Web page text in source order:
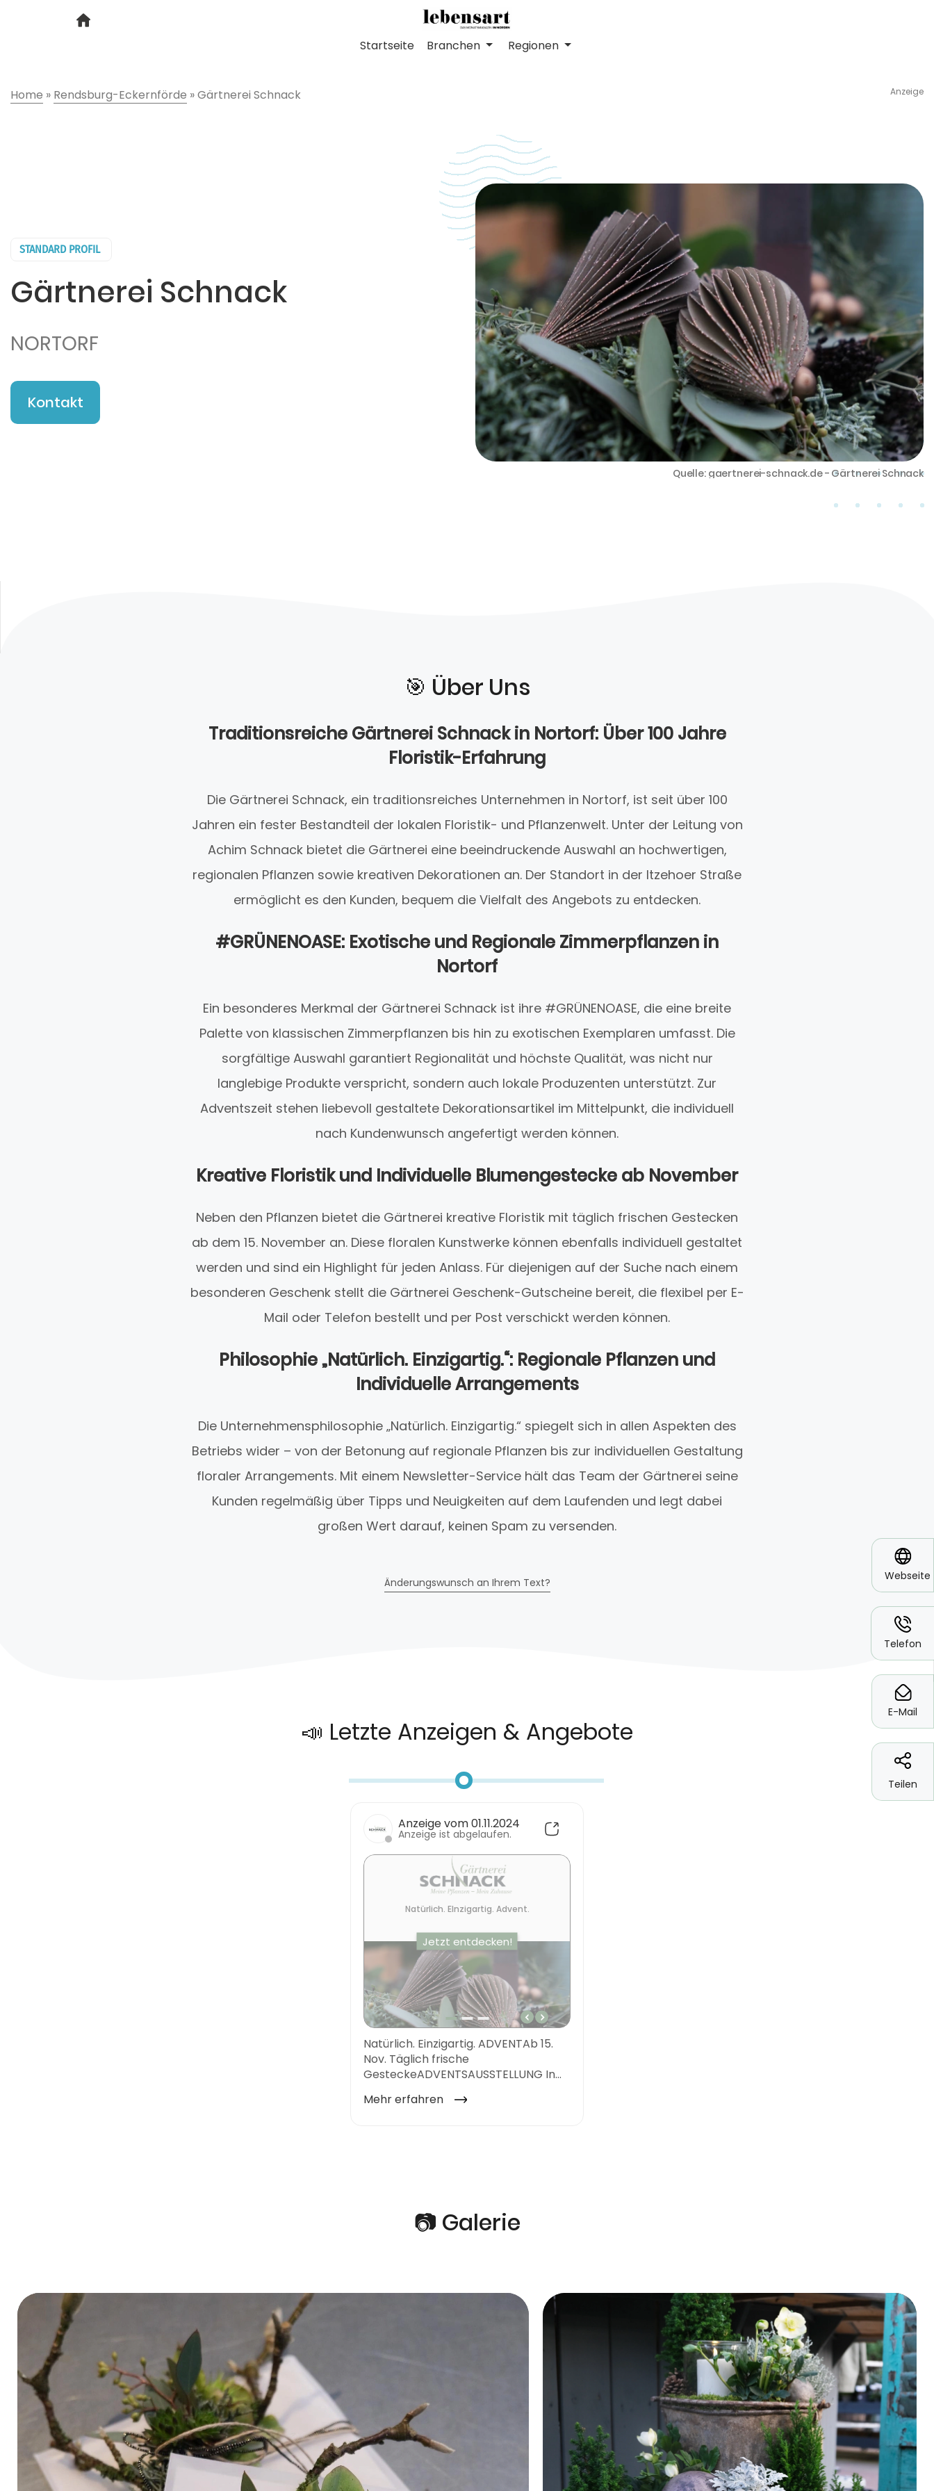
Startseite Branchen Regionen
Home » Rendsburg-Eckernförde »Gärtnerei Schnack Anzeige
Webseite
Telefon
E-Mail
Teilen
STANDARD PROFIL
Gärtnerei Schnack
NORTORF
Kontakt
Quelle: gaertnerei-schnack.de - Gärtnerei Schnack
🎯️ Über Uns
Traditionsreiche Gärtnerei Schnack in Nortorf: Über 100 Jahre
Floristik-Erfahrung
Die Gärtnerei Schnack, ein traditionsreiches Unternehmen in Nortorf, ist seit über 100
Jahren ein fester Bestandteil der lokalen Floristik- und Pflanzenwelt. Unter der Leitung von
Achim Schnack bietet die Gärtnerei eine beeindruckende Auswahl an hochwertigen,
regionalen Pflanzen sowie kreativen Dekorationen an. Der Standort in der Itzehoer Straße
ermöglicht es den Kunden, bequem die Vielfalt des Angebots zu entdecken.
#GRÜNENOASE: Exotische und Regionale Zimmerpflanzen in
Nortorf
Ein besonderes Merkmal der Gärtnerei Schnack ist ihre #GRÜNENOASE, die eine breite
Palette von klassischen Zimmerpflanzen bis hin zu exotischen Exemplaren umfasst. Die
sorgfältige Auswahl garantiert Regionalität und höchste Qualität, was nicht nur
langlebige Produkte verspricht, sondern auch lokale Produzenten unterstützt. Zur
Adventszeit stehen liebevoll gestaltete Dekorationsartikel im Mittelpunkt, die individuell
nach Kundenwunsch angefertigt werden können.
Kreative Floristik und Individuelle Blumengestecke ab November
Neben den Pflanzen bietet die Gärtnerei kreative Floristik mit täglich frischen Gestecken
ab dem 15. November an. Diese floralen Kunstwerke können ebenfalls individuell gestaltet
werden und sind ein Highlight für jeden Anlass. Für diejenigen auf der Suche nach einem
besonderen Geschenk stellt die Gärtnerei Geschenk-Gutscheine bereit, die flexibel per E-
Mail oder Telefon bestellt und per Post verschickt werden können.
Philosophie „Natürlich. Einzigartig.“: Regionale Pflanzen und
Individuelle Arrangements
Die Unternehmensphilosophie „Natürlich. Einzigartig.“ spiegelt sich in allen Aspekten des
Betriebs wider – von der Betonung auf regionale Pflanzen bis zur individuellen Gestaltung
floraler Arrangements. Mit einem Newsletter-Service hält das Team der Gärtnerei seine
Kunden regelmäßig über Tipps und Neuigkeiten auf dem Laufenden und legt dabei
großen Wert darauf, keinen Spam zu versenden.
Änderungswunsch an Ihrem Text?
📷 Galerie